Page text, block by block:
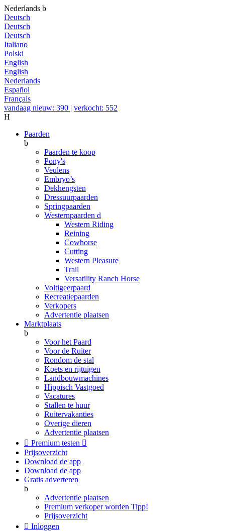
Nederlands b
Deutsch
Deutsch
Deutsch
Italiano
Polski
English
English
Nederlands
Español
Français
vandaag nieuw: 390 | verkocht: 552
H
Paarden
b
Paarden te koop
Pony's
Veulens
Embryo’s
Dekhengsten
Dressuurpaarden
Springpaarden
Westernpaarden d
Western Riding
Reining
Cowhorse
Cutting
Western Pleasure
Trail
Versatility Ranch Horse
Voltigeerpaard
Recreatiepaarden
Verkopers
Advertentie plaatsen
Marktplaats
b
Voor het Paard
Voor de Ruiter
Rondom de stal
Koets en rijtuigen
Landbouwmachines
Hippisch Vastgoed
Vacatures
Stallen te huur
Ruitervakanties
Overige dieren
Advertentie plaatsen
 Premium testen 
Prijsoverzicht
Download de app
Download de app
Gratis adverteren
b
Advertentie plaatsen
Premium verkoper worden Tipp!
Prijsoverzicht
 Inloggen